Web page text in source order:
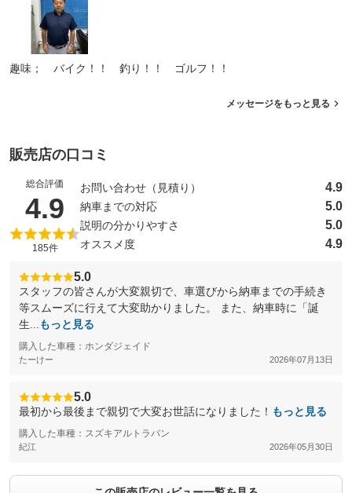
趣味； バイク！！ 釣り！！ ゴルフ！！
メッセージをもっと見る
販売店の口コミ
総合評価
4.9 （5点満点中）
185件
お問い合わせ（見積り） 4.9
納車までの対応 5.0
説明の分かりやすさ 5.0
オススメ度 4.9
5.0
スタッフの皆さんが大変親切で、車選びから納車までの手続き
等スムーズに行えて大変助かりました。 また、納車時に「誕
生...
もっと見る
購入した車種：ホンダジェイド
たーけー 2026年07月13日
5.0
最初から最後まで親切で大変お世話になりました！ もっと見る
購入した車種：スズキアルトラパン
紀江 2026年05月30日